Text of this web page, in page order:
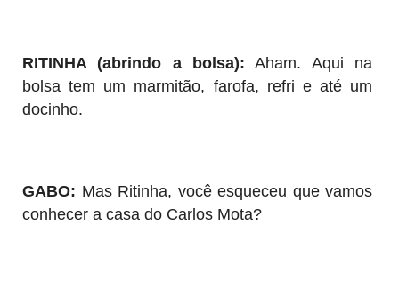
RITINHA (abrindo a bolsa): Aham. Aqui na
bolsa tem um marmitão, farofa, refri e até um
docinho.
GABO: Mas Ritinha, você esqueceu que vamos
conhecer a casa do Carlos Mota?